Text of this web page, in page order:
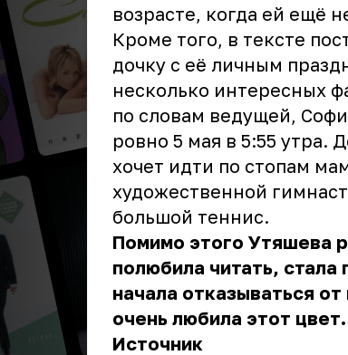
возрасте, когда ей ещё
Кроме того, в тексте
дочку с её личным
несколько интересных
по словам ведущей,
ровно 5 мая в 5:55 утра.
хочет идти по стопам
художественной
большой теннис.
Помимо этого Утяшева
полюбила читать,
начала отказываться
очень любила этот цвет.
Источник